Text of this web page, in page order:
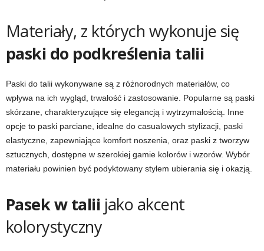
Materiały, z których wykonuje się
paski do podkreślenia talii
Paski do talii wykonywane są z różnorodnych materiałów, co
wpływa na ich wygląd, trwałość i zastosowanie. Popularne są paski
skórzane, charakteryzujące się elegancją i wytrzymałością. Inne
opcje to paski parciane, idealne do casualowych stylizacji, paski
elastyczne, zapewniające komfort noszenia, oraz paski z tworzyw
sztucznych, dostępne w szerokiej gamie kolorów i wzorów. Wybór
materiału powinien być podyktowany stylem ubierania się i okazją.
Pasek w talii jako akcent
kolorystyczny